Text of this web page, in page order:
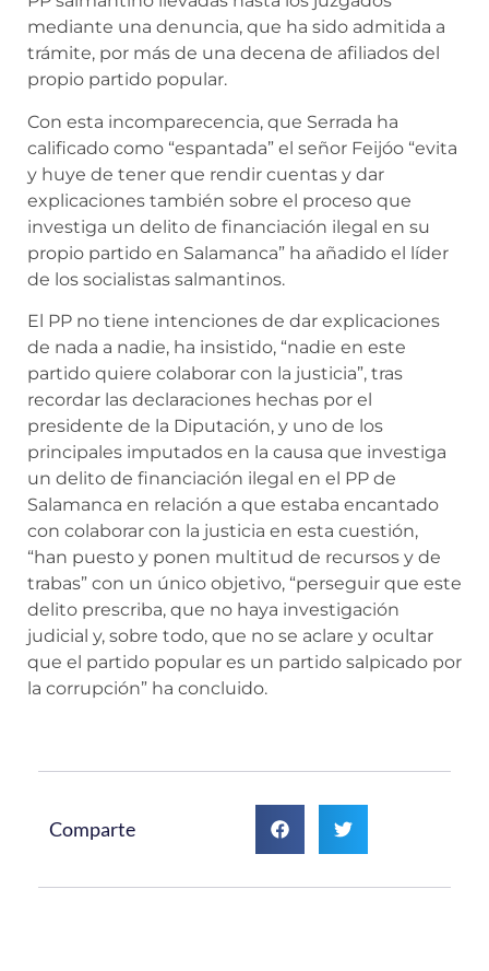
mediante una denuncia, que ha sido admitida a
trámite, por más de una decena de afiliados del
propio partido popular.
Con esta incomparecencia, que Serrada ha
calificado como “espantada” el señor Feijóo “evita
y huye de tener que rendir cuentas y dar
explicaciones también sobre el proceso que
investiga un delito de financiación ilegal en su
propio partido en Salamanca” ha añadido el líder
de los socialistas salmantinos.
El PP no tiene intenciones de dar explicaciones
de nada a nadie, ha insistido, “nadie en este
partido quiere colaborar con la justicia”, tras
recordar las declaraciones hechas por el
presidente de la Diputación, y uno de los
principales imputados en la causa que investiga
un delito de financiación ilegal en el PP de
Salamanca en relación a que estaba encantado
con colaborar con la justicia en esta cuestión,
“han puesto y ponen multitud de recursos y de
trabas” con un único objetivo, “perseguir que este
delito prescriba, que no haya investigación
judicial y, sobre todo, que no se aclare y ocultar
que el partido popular es un partido salpicado por
la corrupción” ha concluido.
Comparte